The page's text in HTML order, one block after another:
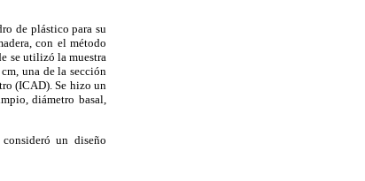
de plástico para su
con el método
se utilizó la muestra
una de la sección
(ICAD). Se hizo un
diámetro basal,
un diseño